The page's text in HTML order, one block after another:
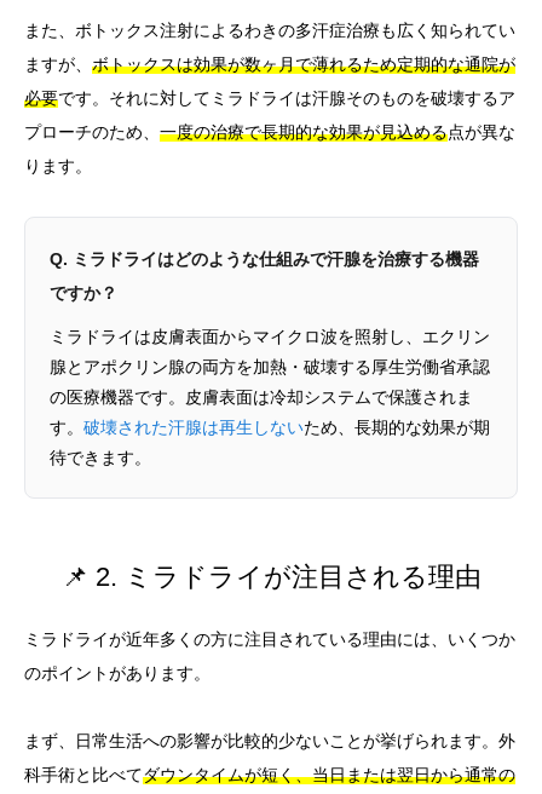
また、ボトックス注射によるわきの多汗症治療も広く知られてい
ますが、 ボトックスは効果が数ヶ月で薄れるため定期的な通院が
必要です。それに対してミラドライは汗腺そのものを破壊するア
プローチのため、 一度の治療で長期的な効果が見込める点が異な
ります。
Q. ミラドライはどのような仕組みで汗腺を治療する機器
ですか？
ミラドライは皮膚表面からマイクロ波を照射し、エクリン
腺とアポクリン腺の両方を加熱・破壊する厚生労働省承認
の医療機器です。皮膚表面は冷却システムで保護されま
す。 破壊された汗腺は再生しないため、長期的な効果が期
待できます。
📌 2. ミラドライが注目される理由
ミラドライが近年多くの方に注目されている理由には、いくつか
のポイントがあります。
まず、日常生活への影響が比較的少ないことが挙げられます。外
科手術と比べてダウンタイムが短く、当日または翌日から通常の